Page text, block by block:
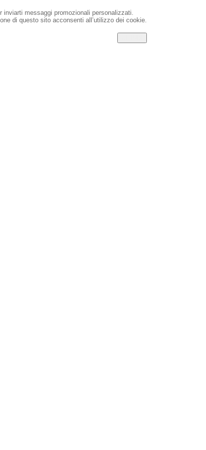
messaggi promozionali personalizzati.
di questo sito acconsenti all’utilizzo dei cookie.